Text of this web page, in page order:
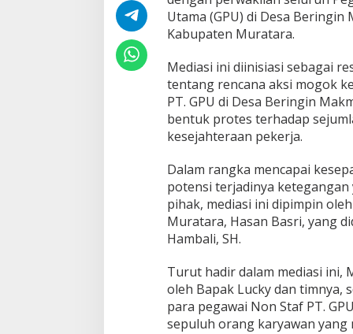
y
a
Utama (GPU) di Desa Beringin
Kabupaten Muratara.
Mediasi ini diinisiasi sebagai
tentang rencana aksi mogok
PT. GPU di Desa Beringin
bentuk protes terhadap
kesejahteraan pekerja.
Dalam rangka mencapai
potensi terjadinya
pihak, mediasi ini dipimpin
Muratara, Hasan Basri, yang
Hambali, SH.
Turut hadir dalam mediasi ini,
oleh Bapak Lucky dan
para pegawai Non Staf PT.
sepuluh orang karyawan